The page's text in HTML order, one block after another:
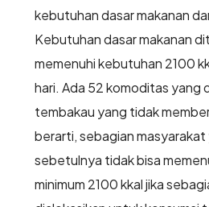
kebutuhan dasar makanan
Kebutuhan dasar makanan
memenuhi kebutuhan 2100
hari. Ada 52 komoditas yang
tembakau yang tidak
berarti, sebagian masyarakat
sebetulnya tidak bisa
minimum 2100 kkal jika